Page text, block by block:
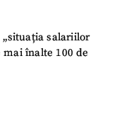
salariilor
înalte 100 de